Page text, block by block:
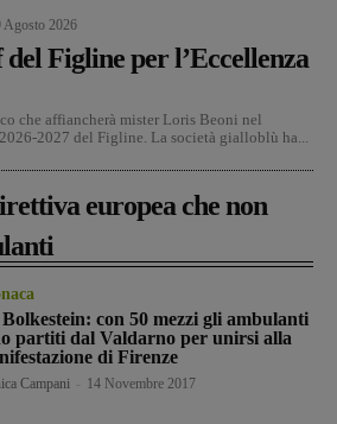
Agosto 2026
Figline per l’Eccellenza
che affiancherà mister Loris Beoni nel
2027 del Figline. La società gialloblù ha...
europea che non
con 50 mezzi gli ambulanti
partiti dal Valdarno per unirsi alla
di Firenze
Campani 14 Novembre 2017